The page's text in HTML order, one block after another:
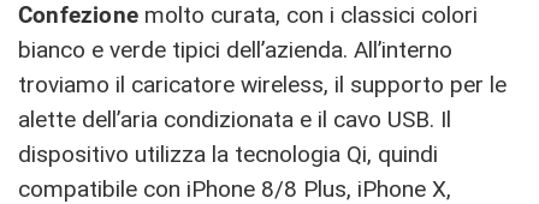
Confezione molto curata, con i classici colori
bianco e verde tipici dell’azienda. All’interno
troviamo il caricatore wireless, il supporto per le
alette dell’aria condizionata e il cavo USB. Il
dispositivo utilizza la tecnologia Qi, quindi
compatibile con iPhone 8/8 Plus, iPhone X,